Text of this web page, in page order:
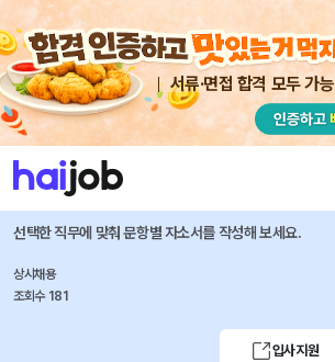
서류·면접 합격 모두 가능
채용공고 자소서 자유항목 자소서 내 작성목록
삼양케이씨아이 즐겨찾기
RA 담당자 신입 채용
선택한 직무에 맞춰 문항별 자소서를 작성해 보세요.
상시채용
조회수 181
입사지원